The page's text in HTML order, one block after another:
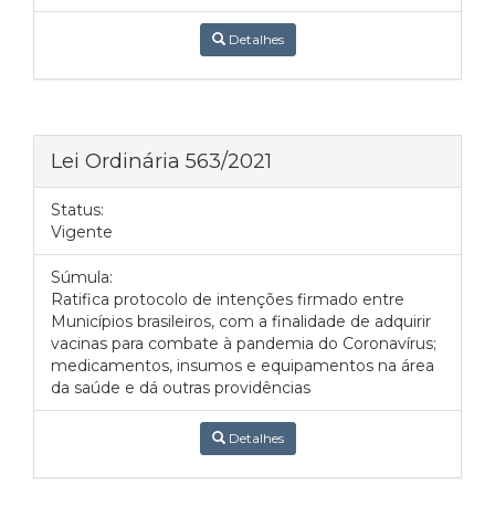
Detalhes
Lei Ordinária 563/2021
Status:
Vigente
Súmula:
Ratifica protocolo de intenções firmado entre
Municípios brasileiros, com a finalidade de adquirir
vacinas para combate à pandemia do Coronavírus;
medicamentos, insumos e equipamentos na área
da saúde e dá outras providências
Detalhes